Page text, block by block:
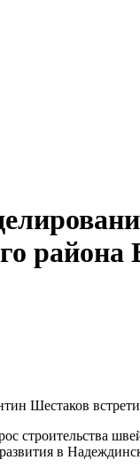
района
Шестаков
строительства
в